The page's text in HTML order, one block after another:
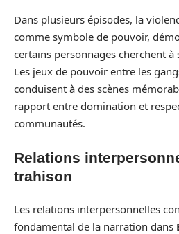
Dans plusieurs épisodes, la
comme symbole de pouvoir,
certains personnages cherchent à
Les jeux de pouvoir entre les
conduisent à des scènes
rapport entre domination et
communautés.
Relations
trahison
Les relations interpersonnelles
fondamental de la narration dans